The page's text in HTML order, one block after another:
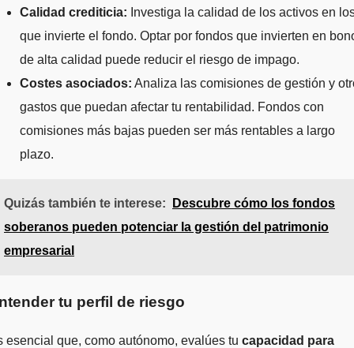
Calidad crediticia: Investiga la calidad de los activos en
que invierte el fondo. Optar por fondos que invierten en
de alta calidad puede reducir el riesgo de impago.
Costes asociados: Analiza las comisiones de gestión y
gastos que puedan afectar tu rentabilidad. Fondos con
comisiones más bajas pueden ser más rentables a largo
plazo.
Quizás también te interese:
Descubre cómo los fondos
soberanos pueden potenciar la gestión del patrimonio
empresarial
tu perfil de riesgo
esencial que, como autónomo, evalúes tu capacidad para